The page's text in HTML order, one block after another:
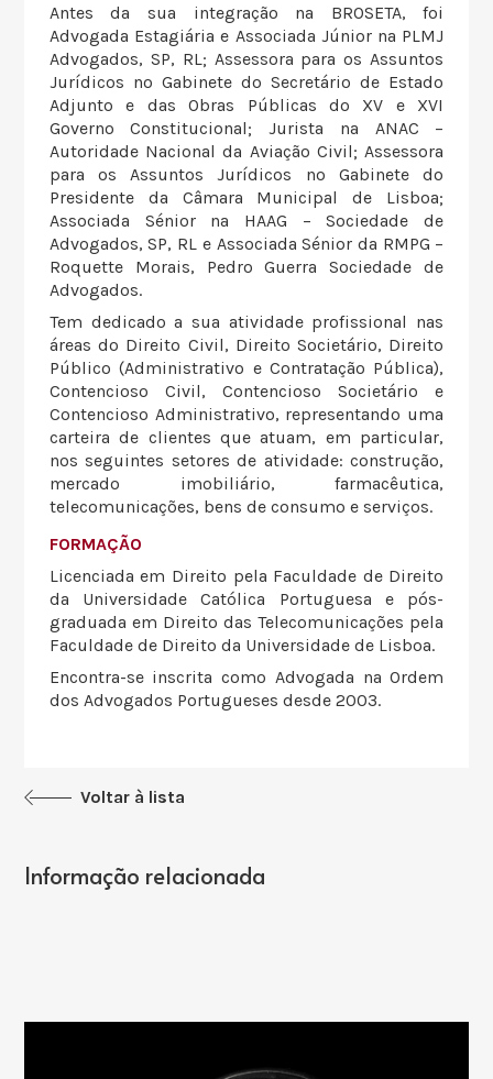
Voltar à lista
Antes da sua integração na BROSETA, foi
Advogada Estagiária e Associada Júnior na PLMJ
Advogados, SP, RL; Assessora para os Assuntos
Jurídicos no Gabinete do Secretário de Estado
Adjunto e das Obras Públicas do XV e XVI
Governo Constitucional; Jurista na ANAC –
Autoridade Nacional da Aviação Civil; Assessora
para os Assuntos Jurídicos no Gabinete do
Presidente da Câmara Municipal de Lisboa;
Associada Sénior na HAAG – Sociedade de
Advogados, SP, RL e Associada Sénior da RMPG –
Roquette Morais, Pedro Guerra Sociedade de
Advogados.
Tem dedicado a sua atividade profissional nas
áreas do Direito Civil, Direito Societário, Direito
Público (Administrativo e Contratação Pública),
Contencioso Civil, Contencioso Societário e
Contencioso Administrativo, representando uma
carteira de clientes que atuam, em particular,
nos seguintes setores de atividade: construção,
mercado imobiliário, farmacêutica,
telecomunicações, bens de consumo e serviços.
FORMAÇÃO
Licenciada em Direito pela Faculdade de Direito
da Universidade Católica Portuguesa e pós-
graduada em Direito das Telecomunicações pela
Faculdade de Direito da Universidade de Lisboa.
Encontra-se inscrita como Advogada na Ordem
dos Advogados Portugueses desde 2003.
Informação relacionada